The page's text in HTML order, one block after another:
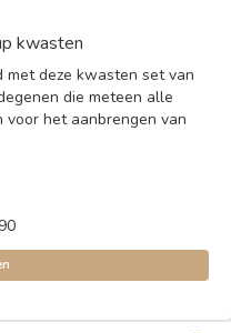
kwasten
deze kwasten set van
die meteen alle
het aanbrengen van